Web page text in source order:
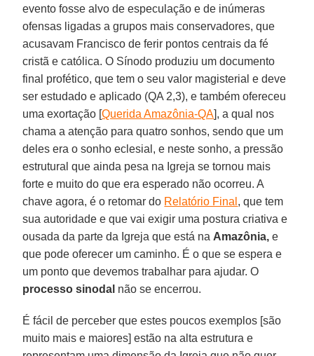
evento fosse alvo de especulação e de inúmeras
ofensas ligadas a grupos mais conservadores, que
acusavam Francisco de ferir pontos centrais da fé
cristã e católica. O Sínodo produziu um documento
final profético, que tem o seu valor magisterial e deve
ser estudado e aplicado (QA 2,3), e também ofereceu
uma exortação [Querida Amazônia-QA], a qual nos
chama a atenção para quatro sonhos, sendo que um
deles era o sonho eclesial, e neste sonho, a pressão
estrutural que ainda pesa na Igreja se tornou mais
forte e muito do que era esperado não ocorreu. A
chave agora, é o retomar do Relatório Final , que tem
sua autoridade e que vai exigir uma postura criativa e
ousada da parte da Igreja que está na Amazônia, e
que pode oferecer um caminho. É o que se espera e
um ponto que devemos trabalhar para ajudar. O
processo sinodal não se encerrou.
É fácil de perceber que estes poucos exemplos [são
muito mais e maiores] estão na alta estrutura e